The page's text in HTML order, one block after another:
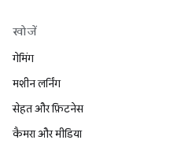
खोजें
गेमिंग
मशीन लर्निंग
सेहत और फ़िटनेस
कैमरा और मीडिया